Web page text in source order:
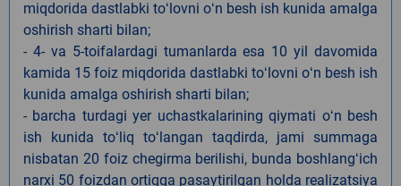
miqdorida dastlabki toʻlovni oʻn besh ish kunida amalga
oshirish sharti bilan;
- 4- va 5-toifalardagi tumanlarda esa 10 yil davomida
kamida 15 foiz miqdorida dastlabki toʻlovni oʻn besh ish
kunida amalga oshirish sharti bilan;
- barcha turdagi yer uchastkalarining qiymati oʻn besh
ish kunida toʻliq toʻlangan taqdirda, jami summaga
nisbatan 20 foiz chegirma berilishi, bunda boshlangʻich
narxi 50 foizdan ortiqqa pasaytirilgan holda realizatsiya